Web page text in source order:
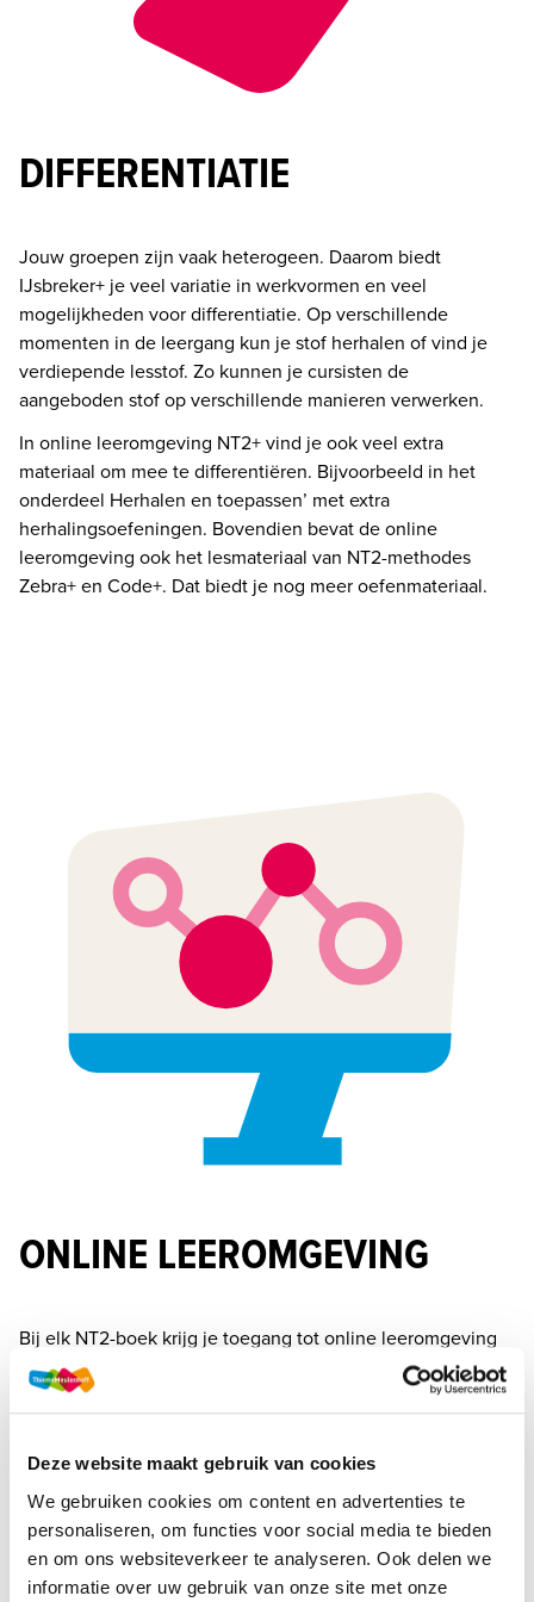
Deze website maakt gebruik van cookies
We gebruiken cookies om content en advertenties te
personaliseren, om functies voor social media te bieden
en om ons websiteverkeer te analyseren. Ook delen we
informatie over uw gebruik van onze site met onze
DIFFERENTIATIE
Jouw groepen zijn vaak heterogeen. Daarom biedt
IJsbreker+ je veel variatie in werkvormen en veel
mogelijkheden voor differentiatie. Op verschillende
momenten in de leergang kun je stof herhalen of vind je
verdiepende lesstof. Zo kunnen je cursisten de
aangeboden stof op verschillende manieren verwerken.
In online leeromgeving NT2+ vind je ook veel extra
materiaal om mee te differentiëren. Bijvoorbeeld in het
onderdeel Herhalen en toepassen’ met extra
herhalingsoefeningen. Bovendien bevat de online
leeromgeving ook het lesmateriaal van NT2-methodes
Zebra+ en Code+. Dat biedt je nog meer oefenmateriaal.
ONLINE LEEROMGEVING
Bij elk NT2-boek krijg je toegang tot online leeromgeving
NT2+, met daarin toegang tot alle (reproductieve)
opdrachten die horen bij Zebra+, IJsbreker+ én Code+.
navigatie en introductie bij de lessen ondersteunen het
opnemen van de lesstof.
Jij als docent werkt in een eigen docentomgeving, waarin
je onder andere handleidingen, extra vragen en alle
antwoorden vindt. En waar je groepen kunt aanmaken en